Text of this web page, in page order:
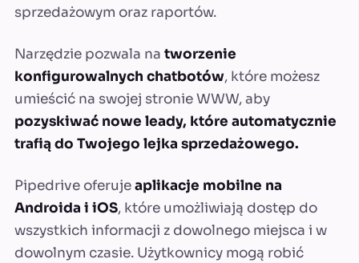
sprzedażowym oraz raportów.
Narzędzie pozwala na tworzenie
konfigurowalnych chatbotów, które możesz
umieścić na swojej stronie WWW, aby
pozyskiwać nowe leady, które automatycznie
trafią do Twojego lejka sprzedażowego.
Pipedrive oferujeaplikacje mobilne na
Androida i iOS, które umożliwiają dostęp do
wszystkich informacji z dowolnego miejsca i w
dowolnym czasie. Użytkownicy mogą robić